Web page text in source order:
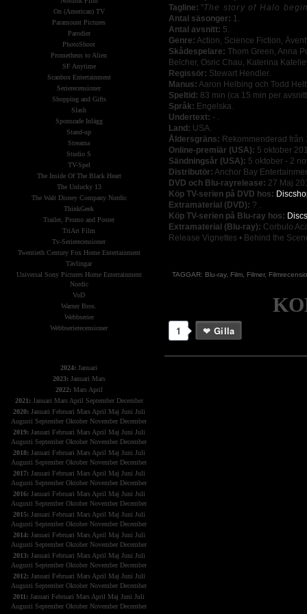
Tagline: "The story of Halo
Antal säsonger: 1.
Antal avsnitt: 5.
Genre: Action, Science Fiction,
Skådespelare: Thom Green, Anna
Belcher, Osric Chau, Katerina
Regissör: Stewart Hendler.
Manus: Aaron Helbing och Todd
Speltid: 83 min (ca 15 min per
Språk: Engelska.
Undertext: - .
Land: USA.
Åldersgräns: Rekommenderad från
Online-premiär (USA): 5 oktober
Sändningsår (USA): 5 oktober - 2
Distributör: Anchor Bay
DVD och Blu-rayrelease: 27 Maj
Köp TV-serien på DVD hos:
Extramaterial (DVD): ? .
Köp TV-serien på Blu-ray hos:
Extramaterial (Blu-ray): Corbulo
Release Vignettes • Behind the
TAGGAR: Blu-ray, Film Filmer,
1 Gilla
On (American) TV
Paramount Pictures
Parodier
PhotoShoot
Prometheus to Alien
SF Anytime
Scanbox Entertainment
Serierecensioner
Shopping and Gifts
Slash
Sponsrade Inlägg
Stand-up
Streama
Studio S
TV-Spel
The Inside Of The Black Heart
The Unlucky 13
The Walt Disney Company Nordic
ThinkGeek
Trailer, Promo and Poster
TriArt Film
Tv-Serierecensioner
Twentieth Century Fox Home Entertainment
Tävlingar
Universal Sony Pictures Home Entertainment
Nordic
VoD
Warner Bros.
Webbserier
Webbserierecensioner
2024: Januari
2023: Januari Mars
2022: Mars April
2021: Januari Mars April September December
2020: Januari Februari Mars April Maj Juni Juli
Augusti September Oktober November December
2019: Januari Februari Mars April Maj Juni Juli
Augusti September Oktober November December
2018: Januari Februari Mars April Maj Juni Juli
Augusti September Oktober November December
2017: Januari Februari Mars April Maj Juni Juli
Augusti September Oktober November December
2016: Januari Februari Mars April Maj Juni Juli
Augusti September Oktober November December
2015: Januari Februari Mars April Maj Juni Juli
Augusti September Oktober November December
2014: Januari Februari Mars April Maj Juni Juli
Augusti September Oktober November December
2013: Januari Februari Mars April Maj Juni Juli
Augusti September Oktober November December
2012: Januari Februari Mars April Maj Juni Juli
Augusti September Oktober November December
2011: Januari Februari Mars April Maj Juni Juli
Augusti September Oktober November December